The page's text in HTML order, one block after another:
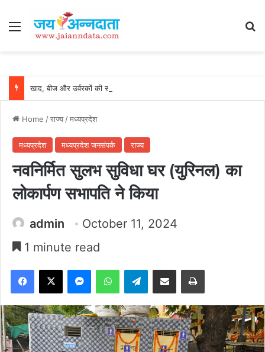
Menu
Home /राज्य/मध्यप्रदेश
मध्यप्रदेश मध्यप्रदेश जनसंपर्क राज्य
नवनिर्मित सुलभ सुविधा घर (युरिनल) का
लोकार्पण सभापति ने किया
admin
October 11, 2024
1 minute read
Facebook
X MessengerWhatsAppTelegramShare via Email Print